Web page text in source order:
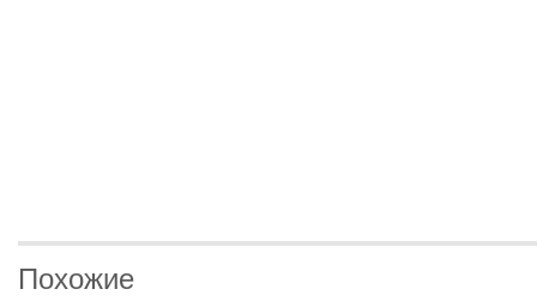
Похожие